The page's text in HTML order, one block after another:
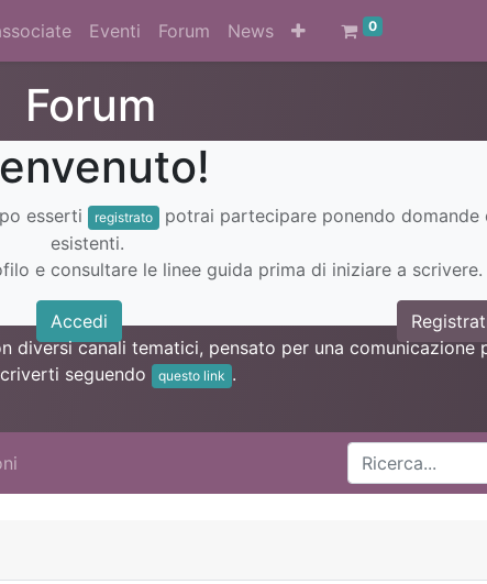
Eventi Forum News 0
Forum
esserti registrato
potrai partecipare ponendo domande
esistenti.
e consultare le linee guida prima di iniziare a scrivere.
Accedi
diversi canali tematici, pensato per una comunicazione
seguendo
questo link .